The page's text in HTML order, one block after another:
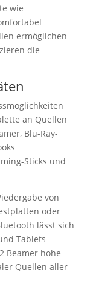
wie
ermöglichen
die
an Quellen
Blu-Ray-
Sticks und
von
oder
lässt sich
Tablets
Beamer hohe
Quellen aller